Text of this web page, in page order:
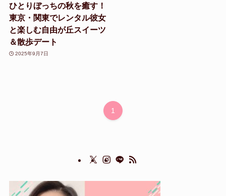
ひとりぼっちの秋を癒す！
東京・関東でレンタル彼女
と楽しむ自由が丘スイーツ
＆散歩デート
2025年9月7日
1